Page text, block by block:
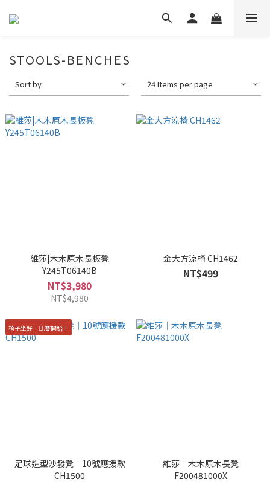
STOOLS-BENCHES
Sort by 24 Items per page
維莎|木木原木長板凳
Y245T06140B
NT$3,980
NT$4,980
金大方涼椅 CH1462
NT$499
椅子坐好，比賽開始！
足球造型沙發凳｜10號應援款
CH1500
維莎｜木木原木長凳
F200481000X